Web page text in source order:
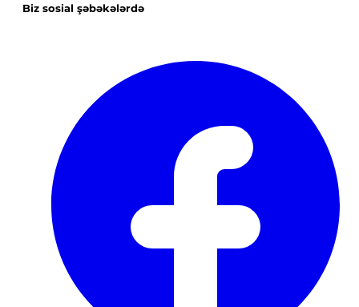
Biz sosial şəbəkələrdə